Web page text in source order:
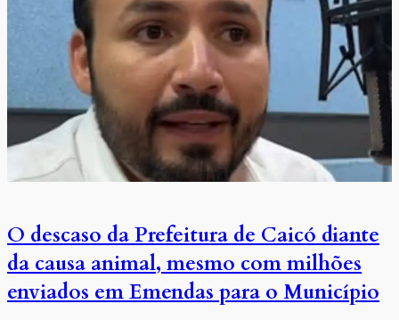
O descaso da Prefeitura de Caicó diante
da causa animal, mesmo com milhões
enviados em Emendas para o Município